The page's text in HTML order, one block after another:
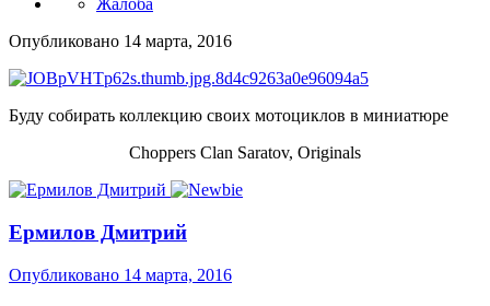
Жалоба
Опубликовано 14 марта, 2016
Буду собирать коллекцию своих мотоциклов в миниатюре
Choppers Clan Saratov, Originals
Ермилов Дмитрий
Опубликовано 14 марта, 2016